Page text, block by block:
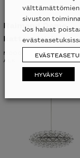
Raimond Dome
kattovalaisin
MOOOI
ALK. 3742€
välttämättömien
sivuston
Jos haluat
HYVÄKSY